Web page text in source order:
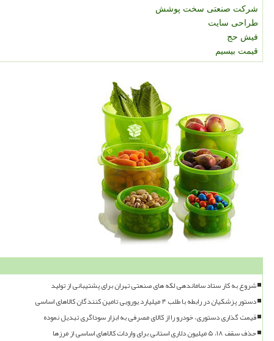
شرکت صنعتی سخت پوشش
طراحی سایت
فیش حج
قیمت بیسیم
شروع به کار ستاد ساماندهی لکه های صنعتی تهران برای پشتیبانی از تولید
دستور پزشکیان در رابطه با طلب ۴ میلیارد یورویی تامین کنندگان کالاهای اساسی
قیمت گذاری دستوری، خودرو را از کالای مصرفی به ابزار سوداگری تبدیل نموده
حذف سقف ۱۸، ۵ میلیون دلاری استانی برای واردات کالاهای اساسی از مرزها